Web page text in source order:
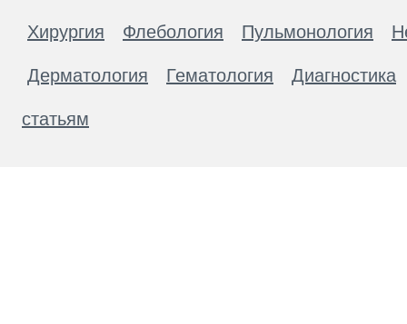
Хирургия Флебология Пульмонология
Дерматология Гематология Диагностика
статьям